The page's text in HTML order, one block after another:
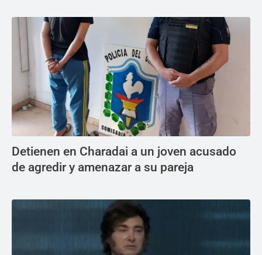
Detienen en Charadai a un joven acusado
de agredir y amenazar a su pareja